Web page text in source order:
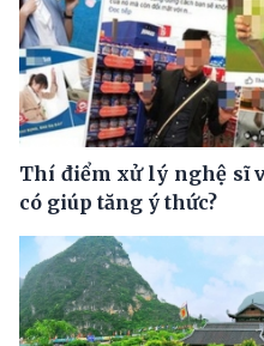
Thí điểm xử lý nghệ sĩ
có giúp tăng ý thức?